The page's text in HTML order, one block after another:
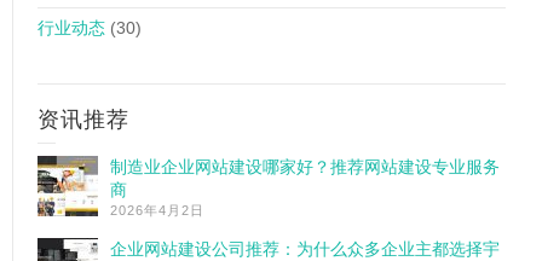
行业动态 (30)
资讯推荐
制造业企业网站建设哪家好？推荐网站建设专业服务
商
2026年4月2日
企业网站建设公司推荐：为什么众多企业主都选择宇